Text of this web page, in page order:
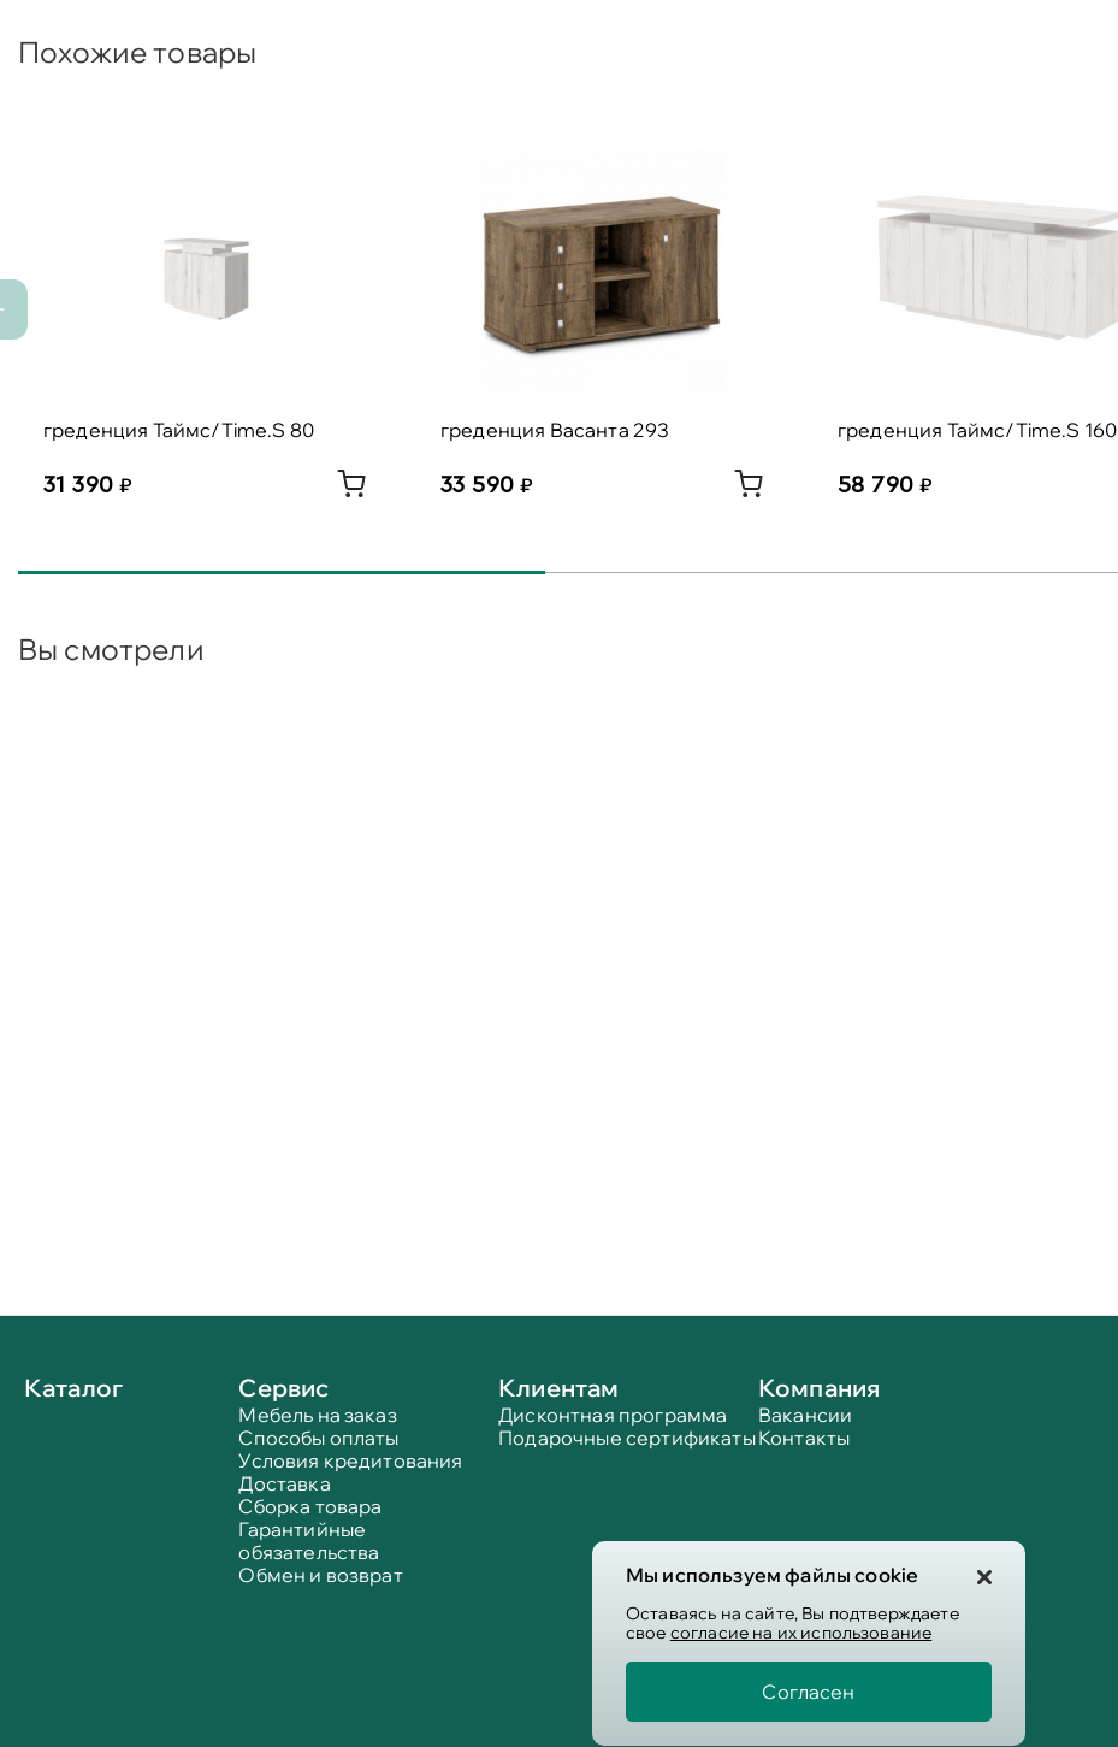
Мы используем файлы cookie
Оставаясь на сайте, Вы подтверждаете
свое согласие на их использование
Согласен
Похожие товары
греденция Таймс/Time.S 80
31 390
греденция Васанта 293
33 590
греденция Таймс/Time.S 160
58 790
Вы смотрели
Каталог Сервис
Мебель на заказ
Способы оплаты
Условия кредитования
Доставка
Сборка товара
Гарантийные
обязательства
Обмен и возврат
Клиентам
Дисконтная программа
Подарочные сертификаты
Компания
Вакансии
Контакты